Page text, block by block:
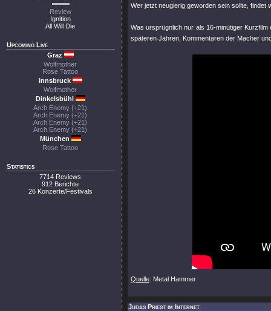
Review
Ignition
All Will Die
Upcoming Live
Graz
Wolfmother
Rose Tattoo
Innsbruck
Wolfmother
Dinkelsbühl
Arch Enemy (+21)
Arch Enemy (+21)
Arch Enemy (+21)
Arch Enemy (+21)
München
Rose Tattoo
Statistics
7714 Reviews
912 Berichte
26 Konzerte/Festivals
Wer jetzt neugierig geworden sein sollte, findet
Was ursprügnlich nur als 16-minütiger
späteren Jahren, Kommentaren der Macher
Quelle: Metal Hammer
Judas Priest im Internet